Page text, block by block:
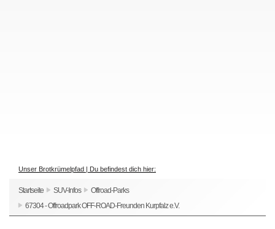
Unser Brotkrümelpfad | Du befindest dich hier:
Startseite SUV-Infos
Offroad-Parks
67304 - Offroadpark OFF-ROAD-Freunden Kurpfalz e.V.